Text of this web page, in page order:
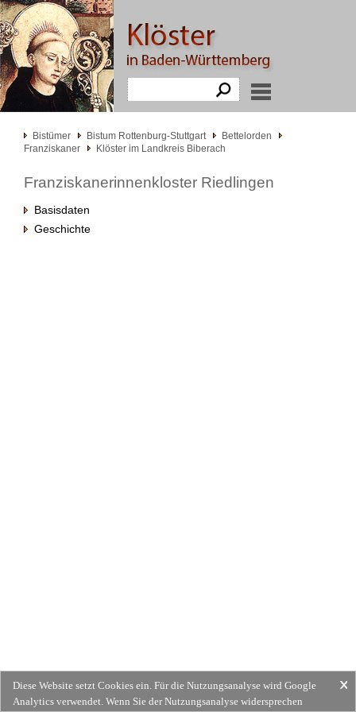
Bistümer Bistum Rottenburg-Stuttgart
Bettelorden
Franziskaner
Klöster im Landkreis Biberach
Franziskanerinnenkloster Riedlingen
Basisdaten
Geschichte
Diese Website setzt Cookies ein. Für die Nutzungsanalyse wird Google
Analytics verwendet. Wenn Sie der Nutzungsanalyse widersprechen